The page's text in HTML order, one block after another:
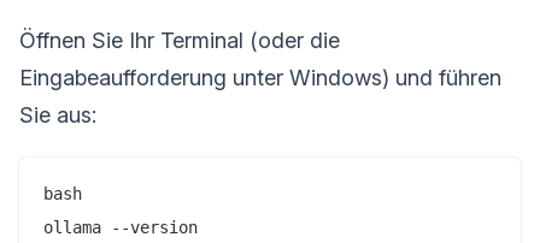
Öffnen Sie Ihr Terminal (oder die
Eingabeaufforderung unter Windows) und führen
Sie aus:
bash
ollama --version